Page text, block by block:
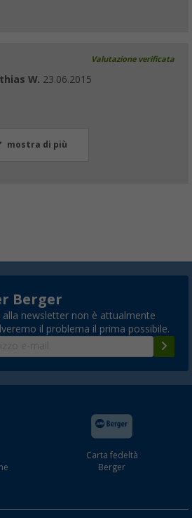
Valutazione verificata
W. 23.06.2015
mostra di più
Berger
alla newsletter non è attualmente
il problema il prima possibile.
Carta fedeltà
Berger